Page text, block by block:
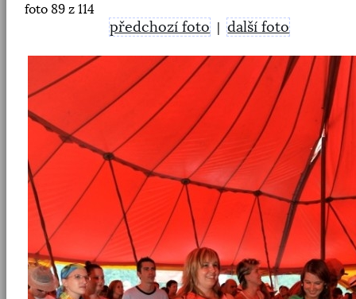
foto 89 z 114
předchozí foto |další foto